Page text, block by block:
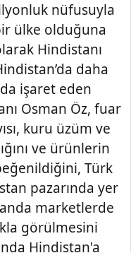
nüfusuyla
ülke olduğuna
Hindistanı
daha
da işaret eden
Osman Öz, fuar
kuru üzüm ve
ve ürünlerin
Türk
pazarında yer
marketlerde
görülmesini
Hindistan'a